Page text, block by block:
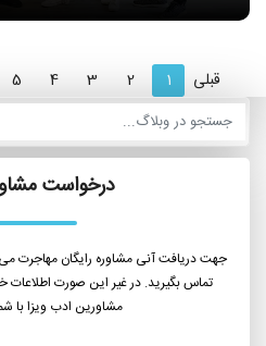
قبلی 1
2
3
4
5
درخواست
جهت دریافت آنی مشاوره رایگان مهاجرت می
تماس بگیرید. در غیر این صورت اطلاعات
مشاورین ادب ویزا با